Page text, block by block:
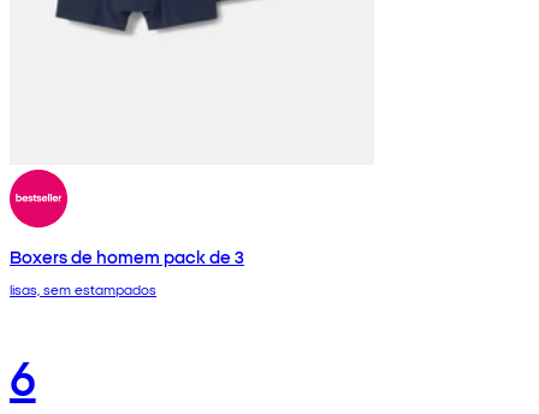
Boxers de homem pack de 3
lisas, sem estampados
6